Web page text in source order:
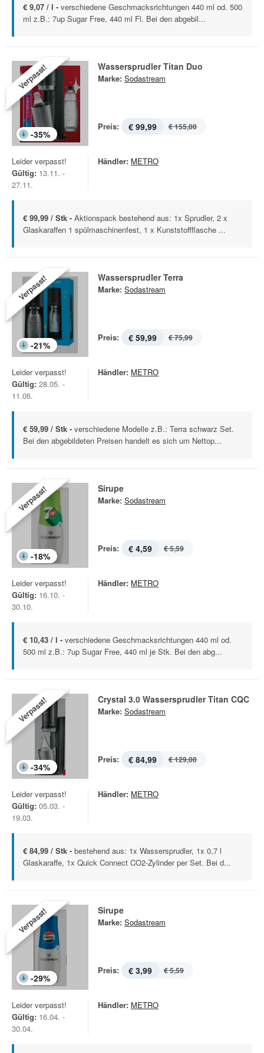
€ 9,07 / l - verschiedene Geschmacksrichtungen 440 ml od. 500
ml z.B.: 7up Sugar Free, 440 ml Fl. Bei den abgebil...
Verpasst!
-35%
Wassersprudler Titan Duo
Marke: Sodastream
Preis: € 99,99 € 155,00
Leider verpasst!
Gültig: 13.11. -
27.11.
Händler: METRO
€ 99,99 / Stk - Aktionspack bestehend aus: 1x Sprudler, 2 x
Glaskaraffen 1 spülmaschinenfest, 1 x Kunststoffflasche ...
Verpasst!
-21%
Wassersprudler Terra
Marke: Sodastream
Preis: € 59,99 € 75,99
Leider verpasst!
Gültig: 28.05. -
11.06.
Händler: METRO
€ 59,99 / Stk - verschiedene Modelle z.B.: Terra schwarz Set.
Bei den abgebildeten Preisen handelt es sich um Nettop...
Verpasst!
-18%
Sirupe
Marke: Sodastream
Preis: € 4,59 € 5,59
Leider verpasst!
Gültig: 16.10. -
30.10.
Händler: METRO
€ 10,43 / l - verschiedene Geschmacksrichtungen 440 ml od.
500 ml z.B.: 7up Sugar Free, 440 ml je Stk. Bei den abg...
Verpasst!
-34%
Crystal 3.0 Wassersprudler Titan CQC
Marke: Sodastream
Preis: € 84,99 € 129,00
Leider verpasst!
Gültig: 05.03. -
19.03.
Händler: METRO
€ 84,99 / Stk - bestehend aus: 1x Wassersprudler, 1x 0,7 l
Glaskaraffe, 1x Quick Connect CO2-Zylinder per Set. Bei d...
Verpasst!
-29%
Sirupe
Marke: Sodastream
Preis: € 3,99 € 5,59
Leider verpasst!
Gültig: 16.04. -
30.04.
Händler: METRO